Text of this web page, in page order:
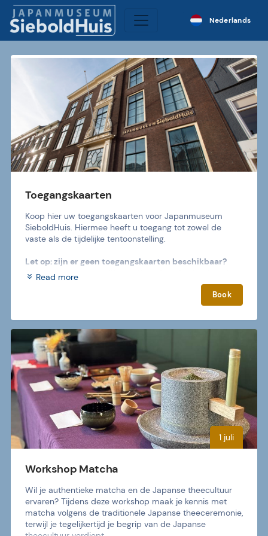
Nederlands
Toegangskaarten
Koop hier uw toegangskaarten voor Japanmuseum
SieboldHuis. Hiermee heeft u toegang tot zowel de
vaste als de tijdelijke tentoonstelling.
Let op: zijn er geen toegangskaarten beschikbaar?
Dan is de tentoonstelling online uitverkocht. Aan de
Openingstijden: dinsdag t/m zondag 10:00 - 17:00
We zijn gesloten op; elke maandag, 1 januari, Koningsdag,
Pasen, 3 oktober, 25 en 26 december. Raadpleeg altijd
onze nieuwspagina voor de meest actuele updates.
Read more
Book
1 juli
Workshop Matcha
Wil je authentieke matcha en de Japanse theecultuur
ervaren? Tijdens deze workshop maak je kennis met
matcha volgens de traditionele Japanse theeceremonie,
terwijl je tegelijkertijd je begrip van de Japanse